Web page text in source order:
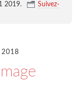
2019.
Suivez-
2018